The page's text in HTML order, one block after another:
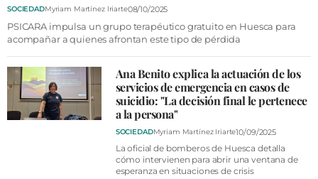
FIESTAS EN EL ALTO ARAGÓN
FIESTAS DE SAN LORENZO
AGENDA
CARTELERA
SOCIEDADMyriam Martínez Iriarte08/10/2025
PSICARA impulsa un grupo terapéutico gratuito en Huesca para
acompañar a quienes afrontan este tipo de pérdida
Ana Benito explica la actuación de los
servicios de emergencia en casos de
suicidio: "La decisión final le pertenece
a la persona"
SOCIEDADMyriam Martínez Iriarte10/09/2025
La oficial de bomberos de Huesca detalla
cómo intervienen para abrir una ventana de
esperanza en situaciones de crisis